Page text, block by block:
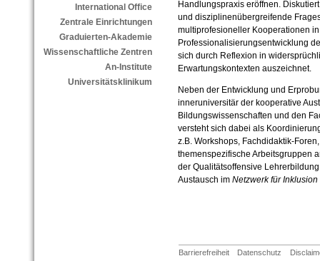
International Office
Zentrale Einrichtungen
Graduierten-Akademie
Wissenschaftliche Zentren
An-Institute
Universitätsklinikum
Handlungspraxis eröffnen.
und disziplinenübergreifende
multiprofesioneller Kooperationen
Professionalisierungsentwicklung
sich durch Reflexion in
Erwartungskontexten auszeichnet.
Neben der Entwicklung und
inneruniversitär der kooperative
Bildungswissenschaften und den
versteht sich dabei als
z.B. Workshops, Fachdidaktik-
themenspezifische Arbeitsgruppen
der Qualitätsoffensive
Austausch im Netzwerk für
Barrierefreiheit Datenschutz